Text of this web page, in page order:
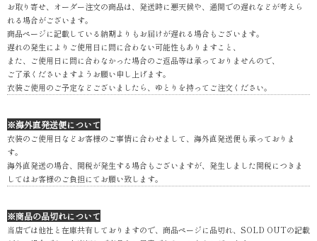
お取り寄せ、オーダー注文の商品は、発送時に悪天候や、通関での遅れなどが考えら
れる場合がございます。
商品ページに記載している納期よりもお届けが遅れる場合もございます。
遅れの発生によりご使用日に間に合わない可能性もありますこと、
また、ご使用日に間に合わなかった場合のご返品等は承っておりませんので、
ご了承くださいますようお願い申し上げます。
衣装ご使用のご予定などございましたら、ゆとりを持ってご注文ください。
※海外直発送便について
衣装のご使用日などお客様のご事情に合わせまして、海外直発送便も承っておりま
す。
海外直発送の場合、関税が発生する場合もございますが、発生しました関税につきま
してはお客様のご負担にてお願い致します。
※商品の品切れについて
当店では他社と在庫共有しておりますので、商品ページに品切れ、SOLD OUTの記載